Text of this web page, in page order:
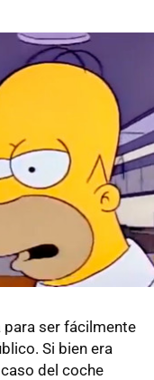
ser fácilmente
Si bien era
del coche